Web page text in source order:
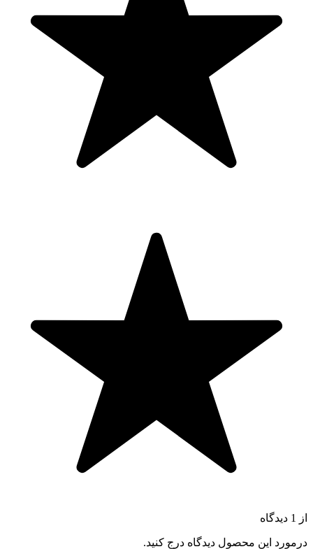
از 1 دیدگاه
درمورد این محصول دیدگاه درج کنید.